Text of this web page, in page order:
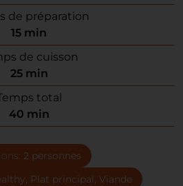
de préparation
15 min
de cuisson
25 min
total
40 min
2 personnes
Plat principal, Viande